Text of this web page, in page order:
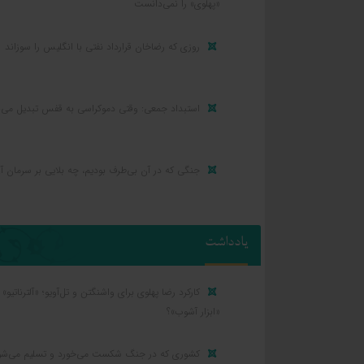
«پهلوی» را نمی‌دانست
جنگی که در آن بی‌طرف بودیم، چه بلایی بر سرمان
یادداشت
کشوری که در جنگ شکست می‌خورد و تسلیم